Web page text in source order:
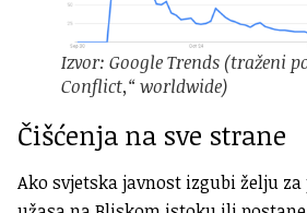
Izvor: Google Trends (traženi
Conflict,“ worldwide)
Čišćenja na sve strane
Ako svjetska javnost izgubi želju